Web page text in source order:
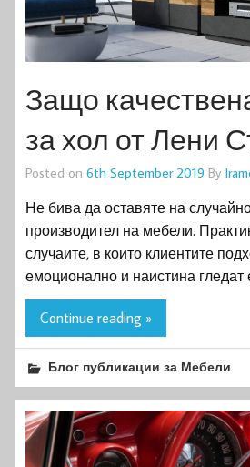
Защо
за хол от Лени
Posted on 6th September 2019 By
Не бива да оставяте на
производител на мебели.
случаите, в които клиентите
емоционално и наистина гледат
Continue reading »
Блог публикации за Мебели